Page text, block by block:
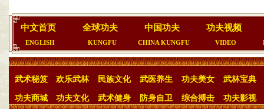
中文首页
ENGLISH
全球功夫
KUNGFU
中国功夫
CHINA KUNGFU
功夫视频
VIDEO
武术秘笈 欢乐武林 民族文化 武医养生 功夫美女 武林宝典
功夫商城 功夫文化 武术健身 防身自卫 综合搏击 功夫影视